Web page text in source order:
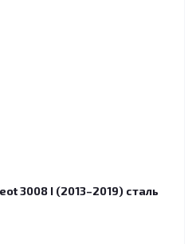
3008 I (2013–2019) сталь